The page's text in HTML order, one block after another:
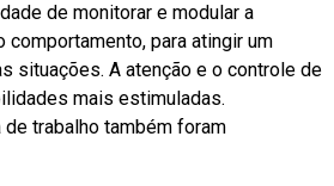
de monitorar e modular a
comportamento, para atingir um
situações. A atenção e o controle de
mais estimuladas.
trabalho também foram